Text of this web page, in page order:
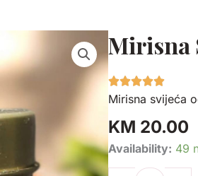
Mirisna
Mirisna svijeća
KM 20.00
Availability: 49
Mirisna
Svijeća